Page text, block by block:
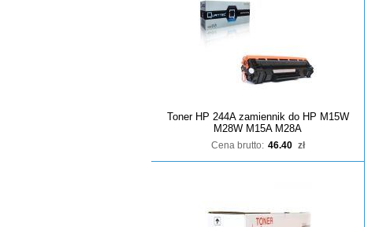
Toner HP 244A zamiennik do HP M15W
M28W M15A M28A
Cena brutto: 46.40 zł